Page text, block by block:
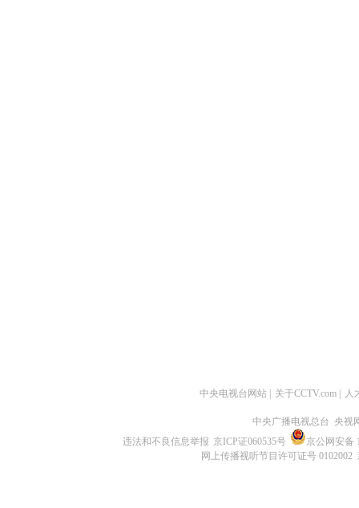
中央电视台网站 关于CCTV.com 人
中央广播电视总台 央视
违法和不良信息举报 京ICP证060535号
京公网安备
网上传播视听节目许可证号 0102002